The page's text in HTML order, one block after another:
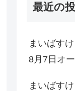
最近の
まいばす
8月7日オ
まいばす